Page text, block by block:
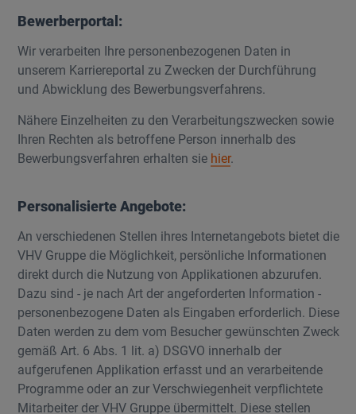
Bewerberportal:
Wir verarbeiten Ihre personenbezogenen Daten in
unserem Karriereportal zu Zwecken der Durchführung
und Abwicklung des Bewerbungsverfahrens.
Nähere Einzelheiten zu den Verarbeitungszwecken sowie
Ihren Rechten als betroffene Person innerhalb des
Bewerbungsverfahren erhalten sie hier.
Personalisierte Angebote:
An verschiedenen Stellen ihres Internetangebots bietet die
VHV Gruppe die Möglichkeit, persönliche Informationen
direkt durch die Nutzung von Applikationen abzurufen.
Dazu sind - je nach Art der angeforderten Information -
personenbezogene Daten als Eingaben erforderlich. Diese
Daten werden zu dem vom Besucher gewünschten Zweck
gemäß Art. 6 Abs. 1 lit. a) DSGVO innerhalb der
aufgerufenen Applikation erfasst und an verarbeitende
Programme oder an zur Verschwiegenheit verpflichtete
Mitarbeiter der VHV Gruppe übermittelt. Diese stellen